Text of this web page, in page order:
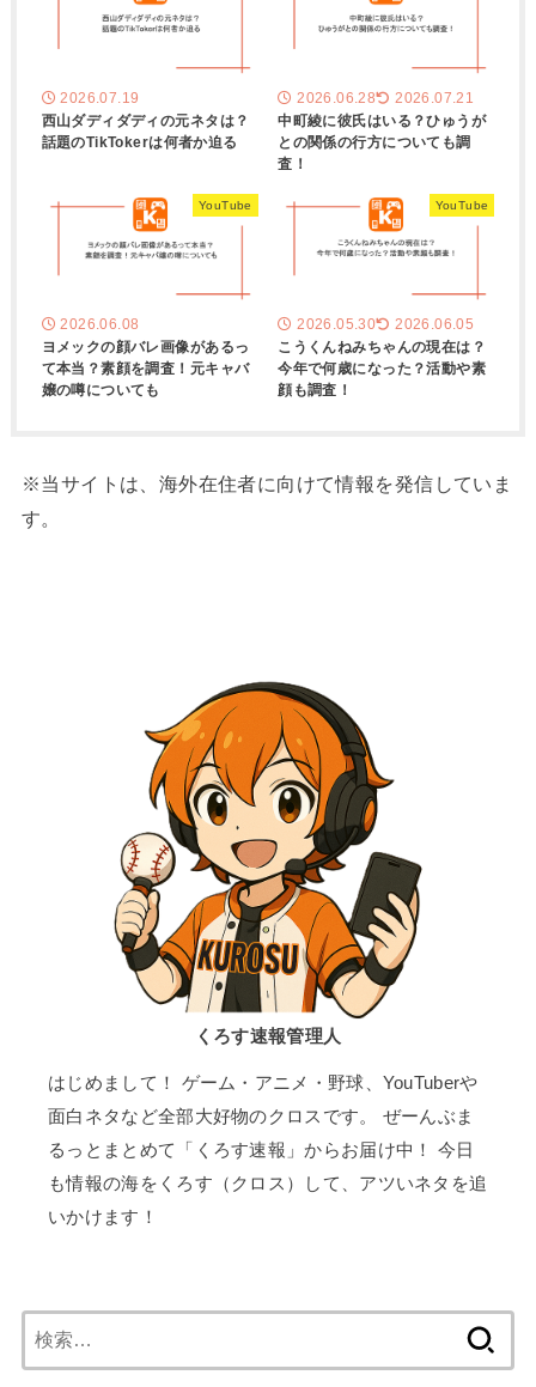
2026.07.19
西山ダディダディの元ネタは？
話題のTikTokerは何者か迫る
2026.06.28 2026.07.21
中町綾に彼氏はいる？ひゅうが
との関係の行方についても調
査！
YouTube
2026.06.08
ヨメックの顔バレ画像があるっ
て本当？素顔を調査！元キャバ
嬢の噂についても
YouTube
2026.05.30 2026.06.05
こうくんねみちゃんの現在は？
今年で何歳になった？活動や素
顔も調査！
※当サイトは、海外在住者に向けて情報を発信していま
す。
くろす速報管理人
はじめまして！ ゲーム・アニメ・野球、YouTuberや
面白ネタなど全部大好物のクロスです。 ぜーんぶま
るっとまとめて「くろす速報」からお届け中！ 今日
も情報の海をくろす（クロス）して、アツいネタを追
いかけます！
索: